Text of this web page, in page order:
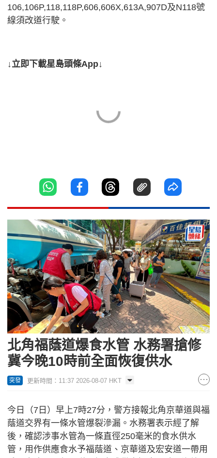
106,106P,118,118P,606,606X,613A,907D及N118號
線須改道行駛。
↓立即下載星島頭條App↓
北角福蔭道爆食水管 水務署搶修
冀今晚10時前全面恢復供水
突發 更新時間：11:37 2026-08-07 HKT
今日（7日）早上7時27分，警方接報北角京華道與福
蔭道交界有一條水管爆裂滲漏。水務署表示經了解
後，確認涉事水管為一條直徑250毫米的食水供水
管，用作供應食水予福蔭道、京華道及宏安道一帶用